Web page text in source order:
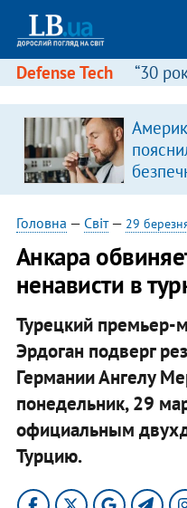
Defense Tech “30
Головна — Світ— 29
Анкара
ненависти в
Турецкий премьер-
Эрдоган подверг
Германии Ангелу
понедельник, 29
официальным
Турцию.